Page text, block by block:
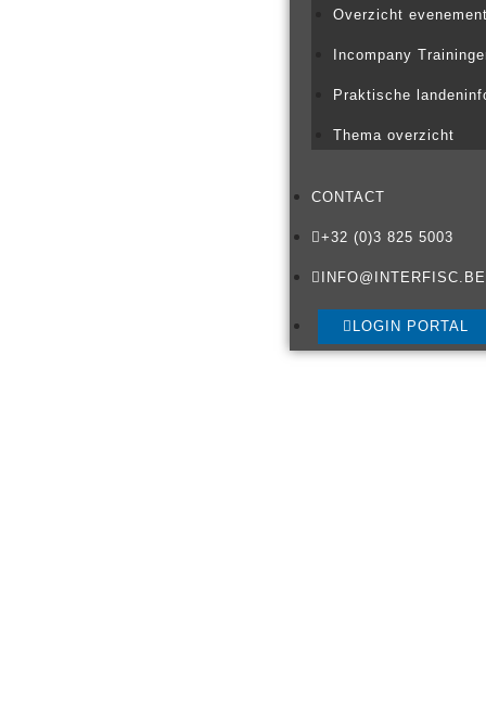
Overzicht
Incompany
Praktische
Thema overzicht
CONTACT
+32 (0)3 825 5003
INFO@INTERFISC.BE
LOGIN PORTAL